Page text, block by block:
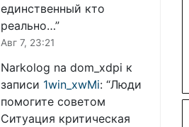
единственный кто
реально…”
Авг 7, 23:21
Narkolog na dom_xdpi к
записи 1win_xwMi: “Люди
помогите советом
Ситуация критическая